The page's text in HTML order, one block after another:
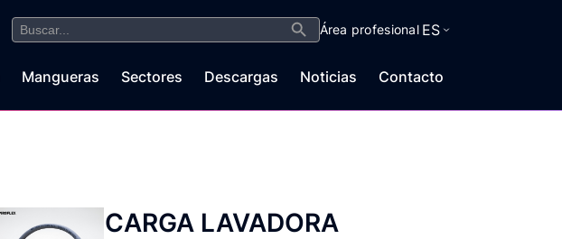
Buscar: Botón de búsqueda
Área profesional ES
Mangueras Sectores Descargas Noticias Contacto
CARGA LAVADORA